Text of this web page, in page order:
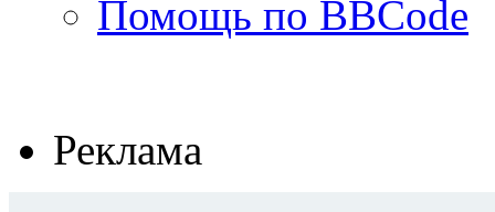
Помощь по BBCode
Реклама